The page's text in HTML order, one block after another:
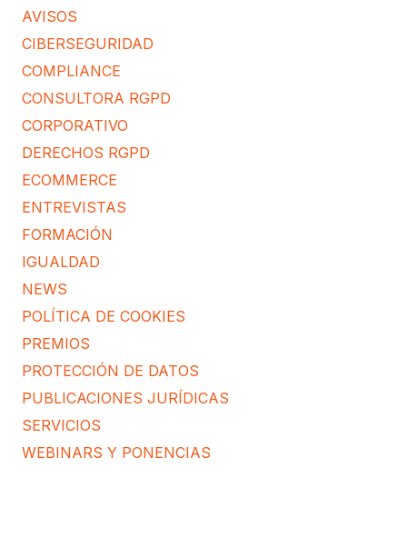
AVISOS
CIBERSEGURIDAD
COMPLIANCE
CONSULTORA RGPD
CORPORATIVO
DERECHOS RGPD
ECOMMERCE
ENTREVISTAS
FORMACIÓN
IGUALDAD
NEWS
POLÍTICA DE COOKIES
PREMIOS
PROTECCIÓN DE DATOS
PUBLICACIONES JURÍDICAS
SERVICIOS
WEBINARS Y PONENCIAS